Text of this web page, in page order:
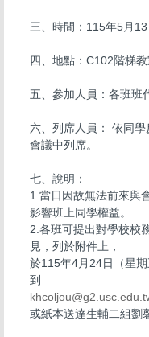
三、時間：115年5月
四、地點：C102階梯教
五、參加人員：各班班
六、列席人員： 依同
會議中列席。
七、說明：
1.當日因故無法前來與
影響班上同學權益。
2.各班可提出對學校校
見，列於附件上，
於115年4月24日（星
到
或紙本送達生輔二組劉
學